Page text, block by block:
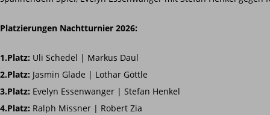
Platzierungen Nachtturnier 2026:
1.Platz: Uli Schedel | Markus Daul
2.Platz: Jasmin Glade | Lothar Göttle
3.Platz: Evelyn Essenwanger | Stefan Henkel
4.Platz: Ralph Missner | Robert Zia